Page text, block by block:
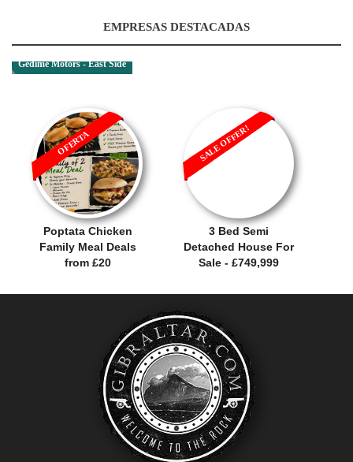
EMPRESAS DESTACADAS
Gedime Motors - East Side
Poptata Chicken
Family Meal Deals
from £20
OFERTA
3 Bed Semi
Detached House For
Sale - £749,999
SALE OFFER!